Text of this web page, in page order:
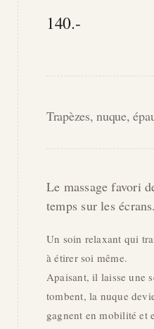
140.-
Trapèzes, nuque,
Le massage favori
temps sur les écrans.
Un soin relaxant qui
à étirer soi même.
Apaisant, il laisse une
tombent, la nuque
gagnent en mobilité et